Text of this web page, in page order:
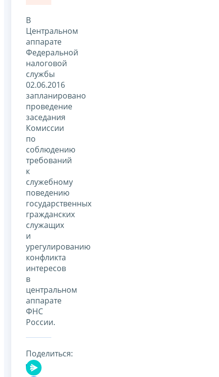
В
Центральном
аппарате
Федеральной
налоговой
службы
02.06.2016
запланировано
проведение
заседания
Комиссии
по
соблюдению
требований
к
служебному
поведению
государственных
гражданских
служащих
и
урегулированию
конфликта
интересов
в
центральном
аппарате
ФНС
России.
Поделиться: